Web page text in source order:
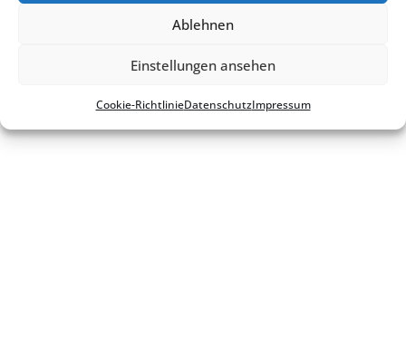
Ablehnen
Einstellungen ansehen
Cookie-Richt­li­nieDaten­schutzImpres­sum
Cookie-Richt­­li­­nie